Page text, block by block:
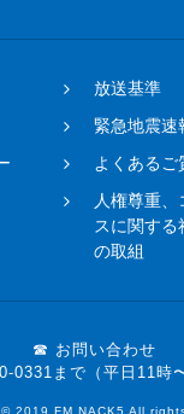
放送基準
緊急地震速
よくあるご
人権尊重、
スに関する
の取組
☎ お問い合わせ
0331まで（平日11時
2019 FM NACK5 All